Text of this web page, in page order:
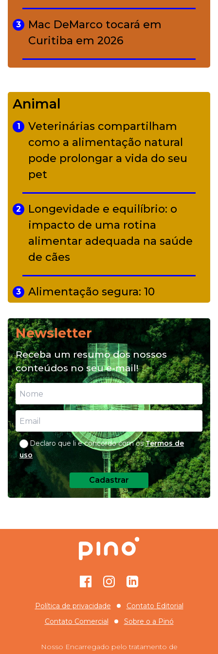
3
Mac DeMarco tocará em
Curitiba em 2026
Camerata tem repertório
diverso a partir de R$ 17
Adriana Calcanhotto retoma
alter ego infantil para show em
Curitiba
Animal
1
Veterinárias compartilham
como a alimentação natural
pode prolongar a vida do seu
pet
2
Longevidade e equilíbrio: o
impacto de uma rotina
alimentar adequada na saúde
de cães
3
Alimentação segura: 10
4
Alimentação natural e mix
feeding: conheça essas opções
para nutrição do seu pet
Newsletter
Receba um resumo dos nossos
conteúdos no seu e-mail!
Declaro que li e concordo com os Termos de
uso
Cadastrar
FacebookInstagramGitHub
Política de privacidade
Contato Editorial
Contato Comercial
Sobre o a Pinó
Nosso Encarregado pelo tratamento de